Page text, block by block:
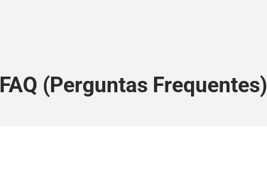
FAQ (Perguntas Frequentes)